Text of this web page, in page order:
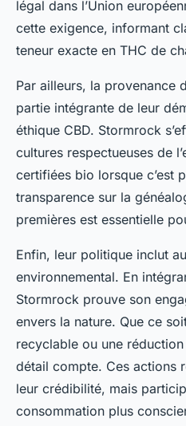
légal dans l’Union
cette exigence, informant
teneur exacte en THC de
Par ailleurs, la provenance
partie intégrante de leur
éthique CBD. Stormrock
cultures respectueuses de
certifiées bio lorsque c’est
transparence sur la
premières est essentielle
Enfin, leur politique inclut
environnemental. En
Stormrock prouve son
envers la nature. Que ce
recyclable ou une
détail compte. Ces actions
leur crédibilité, mais
consommation plus